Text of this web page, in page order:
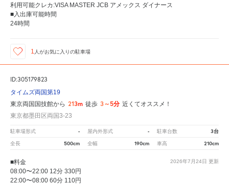
利用可能クレカ:VISA MASTER JCB アメックス ダイナース
■入出庫可能時間
24時間
1 人がお気に入りの駐車場
ID:305179823
タイムズ両国第19
東京両国国技館から 213m 徒歩 3～5分 近くてオススメ！
東京都墨田区両国3-23
駐車場形式 - 屋内外形式 - 駐車台数 3台
全長 500cm 全幅 190cm 車高 210cm
2026年7月24日 更新
■料金
08:00〜22:00 12分 330円
22:00〜08:00 60分 110円